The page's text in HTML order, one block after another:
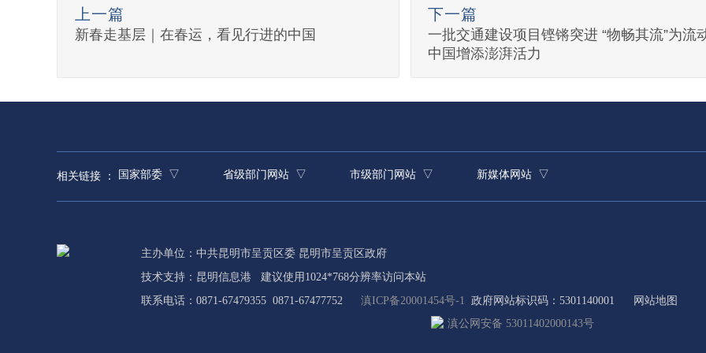
上一篇
新春走基层｜在春运，看见行进的中国
下一篇
一批交通建设项目铿锵突进 “物畅其流”为流
中国增添澎湃活力
相关链接 ： 国家部委 ▽ 省级部门网站 ▽ 市级部门网站 ▽ 新媒体网站 ▽
主办单位：中共昆明市呈贡区委 昆明市呈贡区政府
技术支持： 昆明信息港 建议使用1024*768分辨率访问本站
联系电话：0871-67479355 0871-67477752
滇ICP备20001454号-1 政府网站标识码：5301140001
网站地图
滇公网安备 53011402000143号